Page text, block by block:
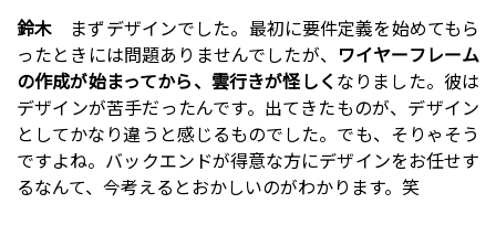
鈴木 まずデザインでした。最初に要件定義を始めてもら
ったときには問題ありませんでしたが、 ワイヤーフレーム
の作成が始まってから、雲行きが怪しくなりました。彼は
デザインが苦手だったんです。出てきたものが、デザイン
としてかなり違うと感じるものでした。でも、そりゃそう
ですよね。バックエンドが得意な方にデザインをお任せす
るなんて、今考えるとおかしいのがわかります。笑